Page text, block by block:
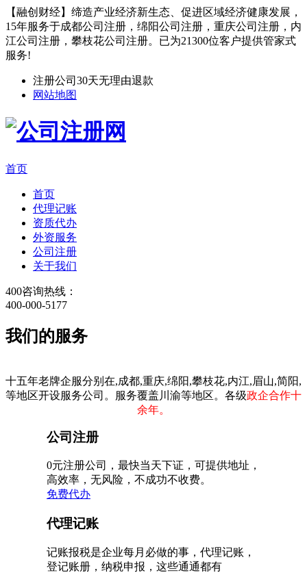
【融创财经】缔造产业经济新生态、促进区域经济健康发展，
15年服务于成都公司注册，绵阳公司注册，重庆公司注册，内
江公司注册，攀枝花公司注册。已为21300位客户提供管家式
服务!
注册公司30天无理由退款
网站地图
首页
首页
代理记账
资质代办
外资服务
公司注册
关于我们
400咨询热线：
400-000-5177
我们的服务
十五年老牌企服分别在,成都,重庆,绵阳,攀枝花,内江,眉山,简阳,
等地区开设服务公司。服务覆盖川渝等地区。各级政企合作十
余年。
公司注册
0元注册公司，最快当天下证，可提供地址，
高效率，无风险，不成功不收费。
免费代办
代理记账
记账报税是企业每月必做的事，代理记账，
登记账册，纳税申报，这些通通都有